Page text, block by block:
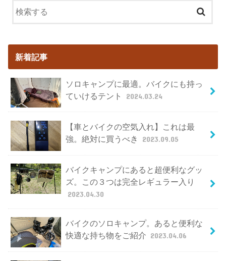
新着記事
ソロキャンプに最適。バイクにも持っ
ていけるテント
2024.03.24
【車とバイクの空気入れ】これは最
強。絶対に買うべき
2023.09.05
バイクキャンプにあると超便利なグッ
ズ。この３つは完全レギュラー入り
2023.04.30
バイクのソロキャンプ。あると便利な
快適な持ち物をご紹介 2023.04.06